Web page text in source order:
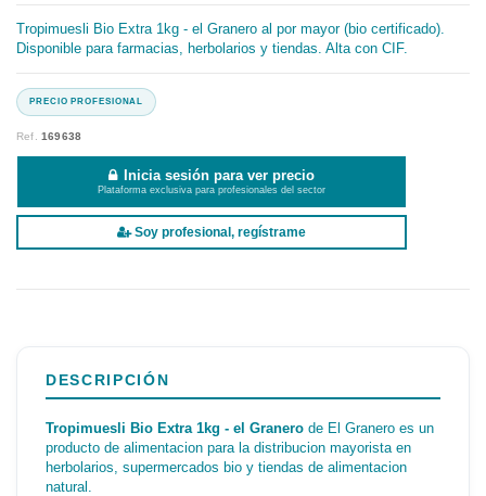
Tropimuesli Bio Extra 1kg - el Granero al por mayor (bio certificado).
Disponible para farmacias, herbolarios y tiendas. Alta con CIF.
Ref.169638
Inicia sesión para ver precio
Plataforma exclusiva para profesionales del sector
Soy profesional, regístrame
DESCRIPCIÓN
Tropimuesli Bio Extra 1kg - el Granero de El Granero es un
producto de alimentacion para la distribucion mayorista en
herbolarios, supermercados bio y tiendas de alimentacion
natural.